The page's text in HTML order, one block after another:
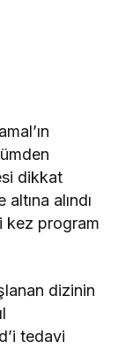
dikkat
alındı
kez program
dizinin
tedavi